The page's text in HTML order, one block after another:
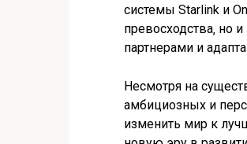
системы Starlink и
превосходства‚ но
партнерами и
Несмотря на
амбициозных и
изменить мир к